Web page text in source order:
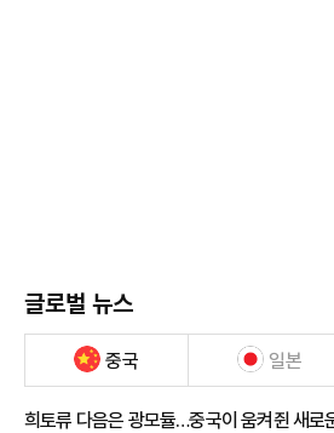
글로벌 뉴스
중국 일본
희토류 다음은 광모듈…중국이 움켜쥔 새로